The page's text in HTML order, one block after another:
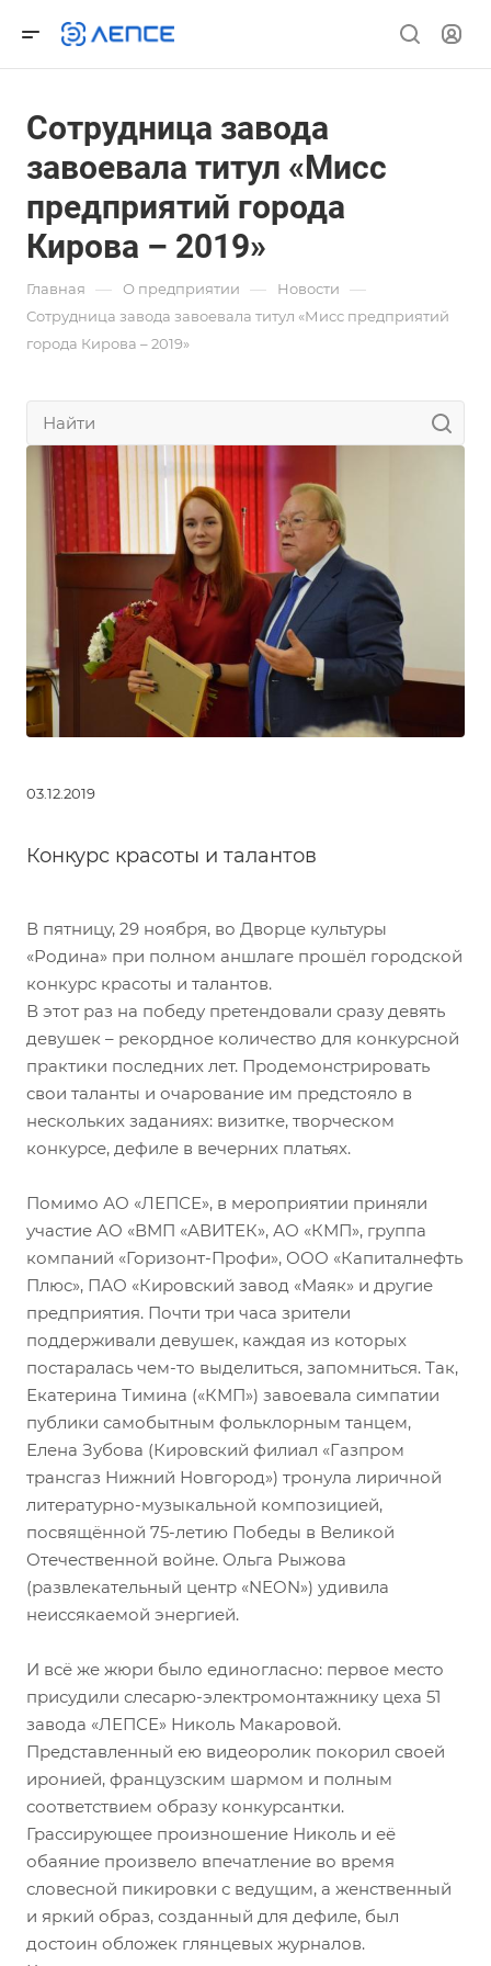
Сотрудница завода
завоевала титул «Мисс
предприятий города
Кирова – 2019»
Главная — О предприятии — Новости —
Сотрудница завода завоевала титул «Мисс предприятий
города Кирова – 2019»
03.12.2019
Конкурс красоты и талантов
В пятницу, 29 ноября, во Дворце культуры
«Родина» при полном аншлаге прошёл городской
конкурс красоты и талантов.
В этот раз на победу претендовали сразу девять
девушек – рекордное количество для конкурсной
практики последних лет. Продемонстрировать
свои таланты и очарование им предстояло в
нескольких заданиях: визитке, творческом
конкурсе, дефиле в вечерних платьях.
Помимо АО «ЛЕПСЕ», в мероприятии приняли
участие АО «ВМП «АВИТЕК», АО «КМП», группа
компаний «Горизонт-Профи», ООО «Капиталнефть
Плюс», ПАО «Кировский завод «Маяк» и другие
предприятия. Почти три часа зрители
поддерживали девушек, каждая из которых
постаралась чем-то выделиться, запомниться. Так,
Екатерина Тимина («КМП») завоевала симпатии
публики самобытным фольклорным танцем,
Елена Зубова (Кировский филиал «Газпром
трансгаз Нижний Новгород») тронула лиричной
литературно-музыкальной композицией,
посвящённой 75-летию Победы в Великой
Отечественной войне. Ольга Рыжова
(развлекательный центр «NEON») удивила
неиссякаемой энергией.
И всё же жюри было единогласно: первое место
присудили слесарю-электромонтажнику цеха 51
завода «ЛЕПСЕ» Николь Макаровой.
Представленный ею видеоролик покорил своей
иронией, французским шармом и полным
соответствием образу конкурсантки.
Грассирующее произношение Николь и её
обаяние произвело впечатление во время
словесной пикировки с ведущим, а женственный
и яркий образ, созданный для дефиле, был
достоин обложек глянцевых журналов.